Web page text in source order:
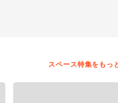
スペース特集をもっ